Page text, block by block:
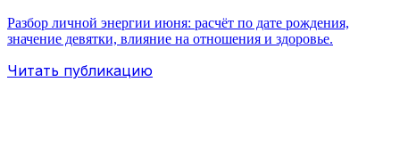
Разбор личной энергии июня: расчёт по дате рождения,
значение девятки, влияние на отношения и здоровье.
Читать публикацию